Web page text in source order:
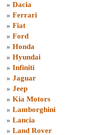
» Dacia
» Ferrari
» Fiat
» Ford
» Honda
» Hyundai
» Infiniti
» Jaguar
» Jeep
» Kia Motors
» Lamborghini
» Lancia
» Land Rover